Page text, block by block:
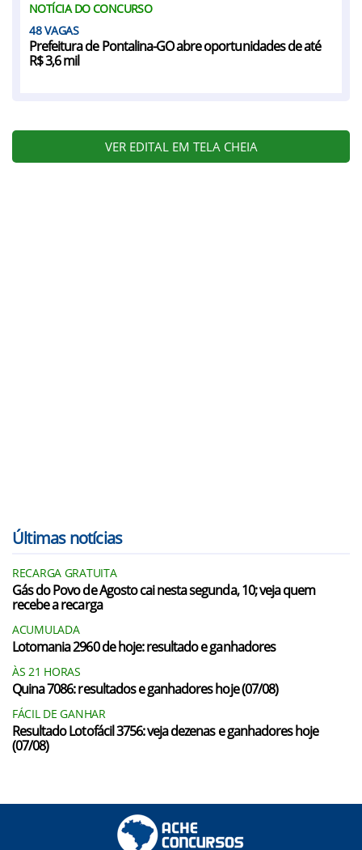
NOTÍCIA DO CONCURSO
48
Prefeitura de Pontalina-GO abre oportunidades de até
R$ 3,6 mil
VER EDITAL EM TELA CHEIA
Últimas notícias
RECARGA GRATUITA
Gás do Povo de Agosto cai nesta segunda, 10; veja quem
recebe a recarga
ACUMULADA
Lotomania 2960 de hoje: resultado e ganhadores
ÀS 21 HORAS
Quina 7086: resultados e ganhadores hoje (07/08)
FÁCIL DE GANHAR
Resultado Lotofácil 3756: veja dezenas e ganhadores hoje
(07/08)